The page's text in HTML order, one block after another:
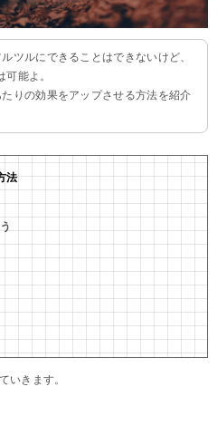
ツルにできることはできないけど、
能よ。
りの効果をアップさせる方法を紹介
法
いきます。